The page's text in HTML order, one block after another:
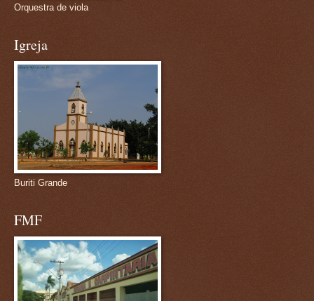
Orquestra de viola
Igreja
Buriti Grande
FMF